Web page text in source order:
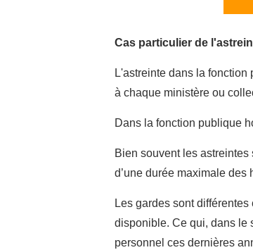
Cas particulier de
L'astreinte dans la
à chaque ministère ou
Dans la fonction publique
Bien souvent les
d’une durée maximale des
Les gardes sont
disponible. Ce qui, dans le
personnel ces dernières